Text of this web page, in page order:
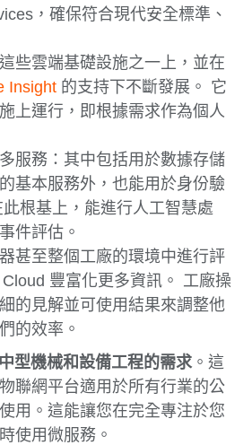
，確保符合現代安全標準、
些雲端基礎設施之一上，並在
Insight 的支持下不斷發展。 它
上運行，即根據需求作為個人
服務：其中包括用於數據存儲
基本服務外，也能用於身份驗
根基上，能進行人工智慧處
件評估。
甚至整個工廠的環境中進行評
豐富化更多資訊。 工廠操
的見解並可使用結果來調整他
的效率。
中型機械和設備工程的需求。這
聯網平台適用於所有行業的公
用。這能讓您在完全專注於您
使用微服務。